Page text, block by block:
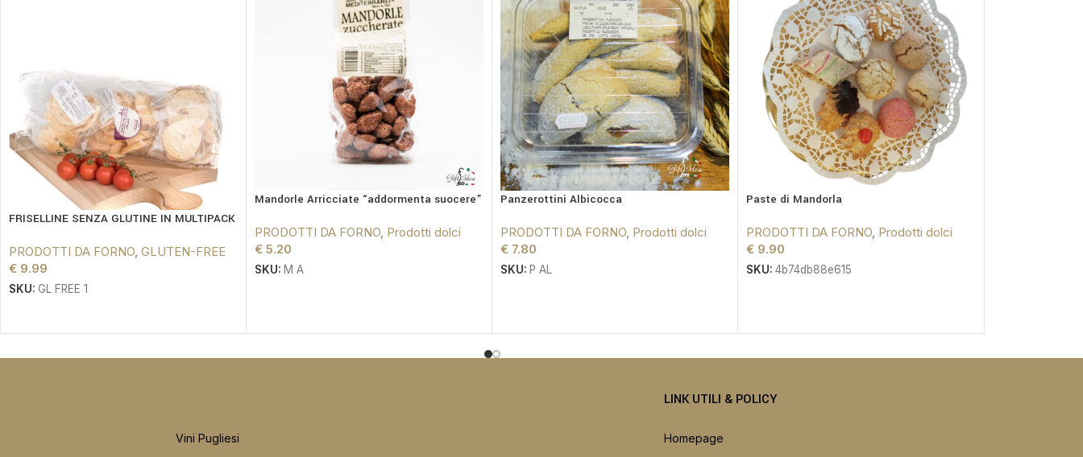
FRISELLINE SENZA GLUTINE IN MULTIPACK
PRODOTTI DA FORNO, GLUTEN-FREE
€ 9.99
SKU: GL FREE 1
Mandorle Arricciate “addormenta suocere”
PRODOTTI DA FORNO, Prodotti dolci
€ 5.20
SKU: M A
Panzerottini Albicocca
PRODOTTI DA FORNO, Prodotti dolci
€ 7.80
SKU: P AL
Paste di Mandorla
PRODOTTI DA FORNO, Prodotti dolci
€ 9.90
SKU: 4b74db88e615
Vini Pugliesi
LINK UTILI & POLICY
Homepage